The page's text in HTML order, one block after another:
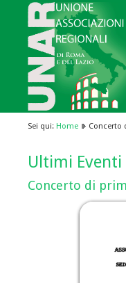
Sei qui: Home Concerto
Ultimi Eventi
Concerto di